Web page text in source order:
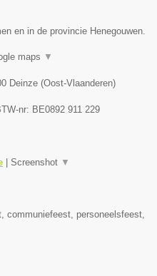
en in de provincie Henegouwen.
maps ▼
Deinze (Oost-Vlaanderen)
nr: BE0892 911 229
Screenshot ▼
communiefeest, personeelsfeest,